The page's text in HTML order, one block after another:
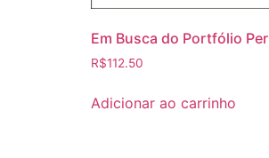
Em Busca do Portfólio
R$112.50
Adicionar ao carrinho